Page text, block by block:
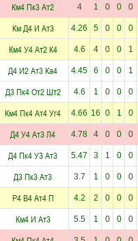
Км4Пк3Ат2 4 1 0 0 0
КмД4И Ат3 4.26 5 0 0 0
Км4У4Ат2К4 4.6 4 0 0 1
Д4И2Ат3Ка4 4.45 6 0 0 1
Д3Пк4От2Шт2 4.6 1 0 0 0
Км4Пк4Ат4Уг4 4.66 16 0 1 0
Д4У4Ат3Л4 4.78 4 0 0 0
Д4Пк4У3Ат3 5.47 3 1 0 0
Д3Пк3Ат3 3.7 1 0 0 0
Р4В4Ат4П 4.2 2 0 0 0
Км4И Ат3 5.5 1 0 0 0